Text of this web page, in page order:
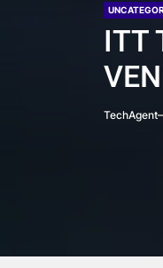
ITT
TechAgent